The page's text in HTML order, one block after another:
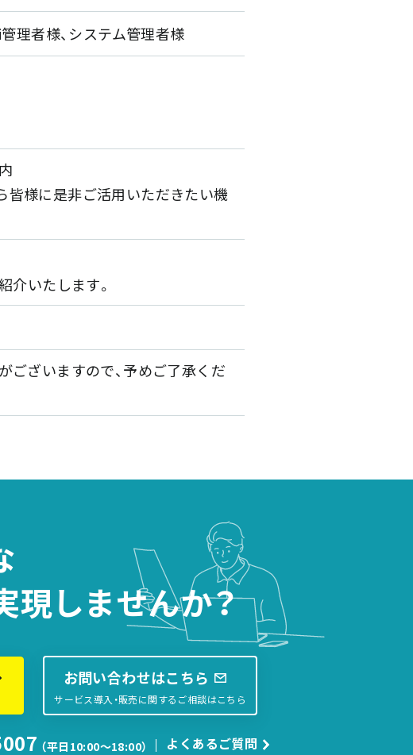
理者様、システム管理者様
様に是非ご活用いただきたい機
介いたします。
ざいますので、予めご了承くだ
現しませんか？
お問い合わせはこちら
サービス導入・販売に関するご相談はこちら
（平日10:00〜18:00） よくあるご質問